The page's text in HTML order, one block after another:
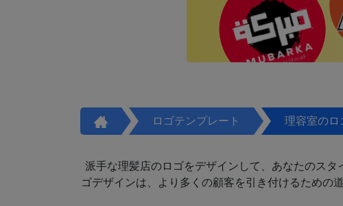
ロゴテンプレート 理容室のロ
派手な理髪店のロゴをデザインして、あなたのス
ゴデザインは、より多くの顧客を引き付けるための